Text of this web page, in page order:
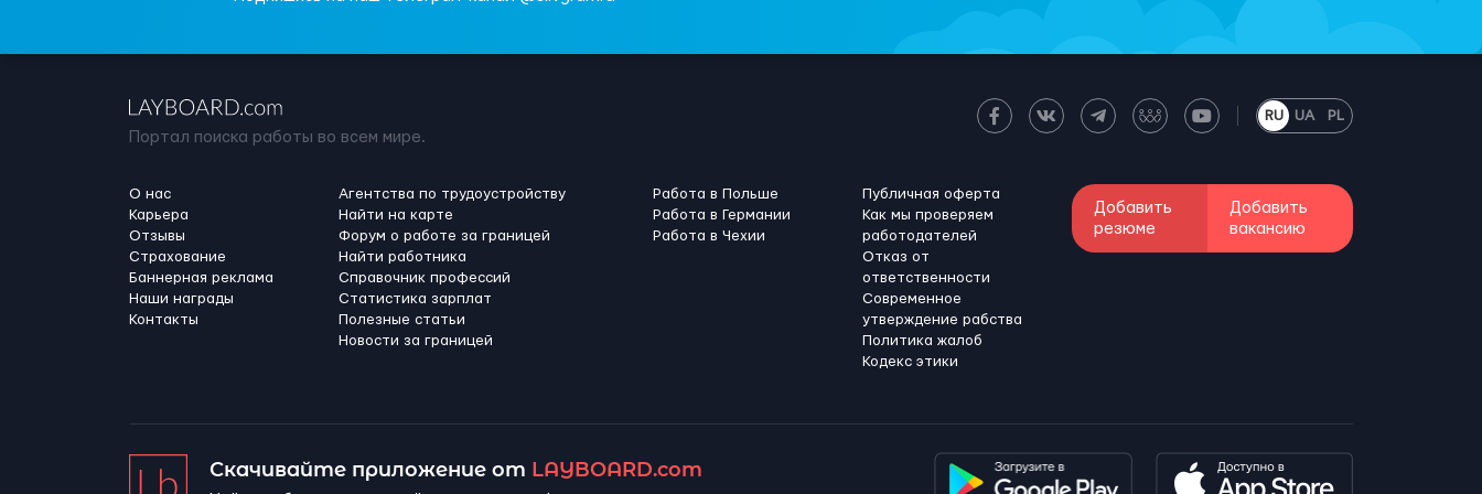
Портал поиска работы во всем мире.
RU UA PL
О нас
Карьера
Отзывы
Страхование
Баннерная реклама
Наши награды
Контакты
Агентства по трудоустройству
Найти на карте
Форум о работе за границей
Найти работника
Справочник профессий
Статистика зарплат
Полезные статьи
Новости за границей
Работа в Польше
Работа в Германии
Работа в Чехии
Публичная оферта
Как мы проверяем
работодателей
Отказ от
ответственности
Современное
утверждение рабства
Политика жалоб
Кодекс этики
Добавить
резюме
Добавить
вакансию
Скачивайте приложение от LAYBOARD.com